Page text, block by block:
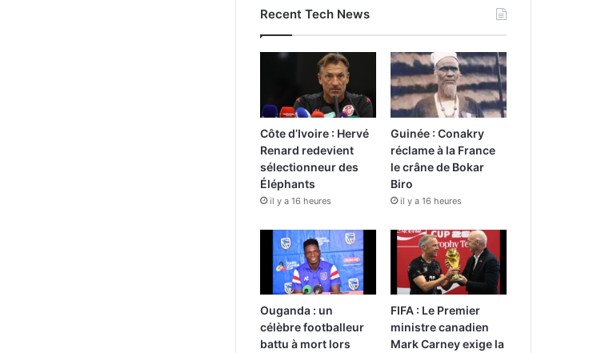
Recent Tech News
Côte d’Ivoire : Hervé
Renard redevient
sélectionneur des
Éléphants
il y a 16 heures
Guinée : Conakry
réclame à la France
le crâne de Bokar
Biro
il y a 16 heures
Ouganda : un
célèbre footballeur
battu à mort lors
FIFA : Le Premier
ministre canadien
Mark Carney exige la